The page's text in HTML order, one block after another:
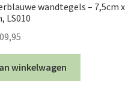
wandtegels – 7,5cm x
LS010
winkelwagen